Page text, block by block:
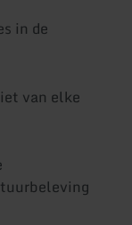
in de
van elke